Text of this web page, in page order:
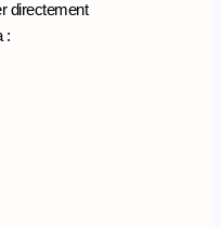
directement
: